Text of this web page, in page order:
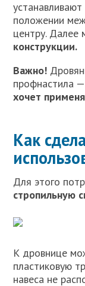
положении
центру. Далее
конструкции.
Важно!
профнастила
хочет
Как
Для этого
стропильную
К дровнице
пластиковую
навеса не